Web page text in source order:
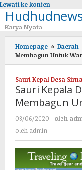
Lewati ke konten
Karya Nyata
Homepage » Daerah
Membagun Untuk
Sauri Kepal Desa
Sauri Kepala
Membagun
08/06/2020 oleh
oleh admin